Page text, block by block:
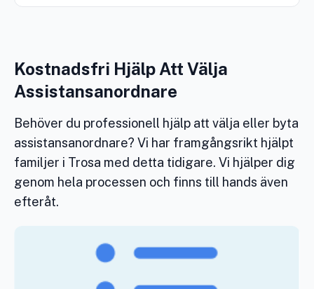
Kostnadsfri Hjälp Att Välja
Assistansanordnare
Behöver du professionell hjälp att välja eller byta
assistansanordnare? Vi har framgångsrikt hjälpt
familjer i Trosa med detta tidigare. Vi hjälper dig
genom hela processen och finns till hands även
efteråt.